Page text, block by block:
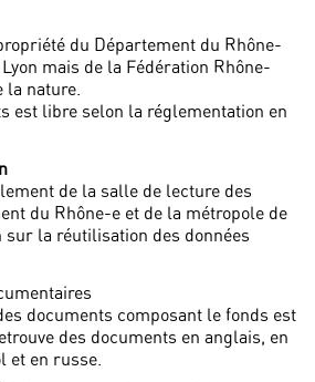
du Département du Rhône-
mais de la Fédération Rhône-
la nature.
est libre selon la réglementation en
de la salle de lecture des
du Rhône-e et de la métropole de
sur la réutilisation des données
documents composant le fonds est
des documents en anglais, en
et en russe.